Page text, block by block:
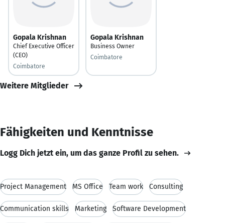
Gopala Krishnan
Chief Executive Officer
(CEO)
Coimbatore
Gopala Krishnan
Business Owner
Coimbatore
Weitere Mitglieder
Fähigkeiten und Kenntnisse
Logg Dich jetzt ein, um das ganze Profil zu sehen.
Project Management MS Office Team work Consulting
Communication skills Marketing Software Development